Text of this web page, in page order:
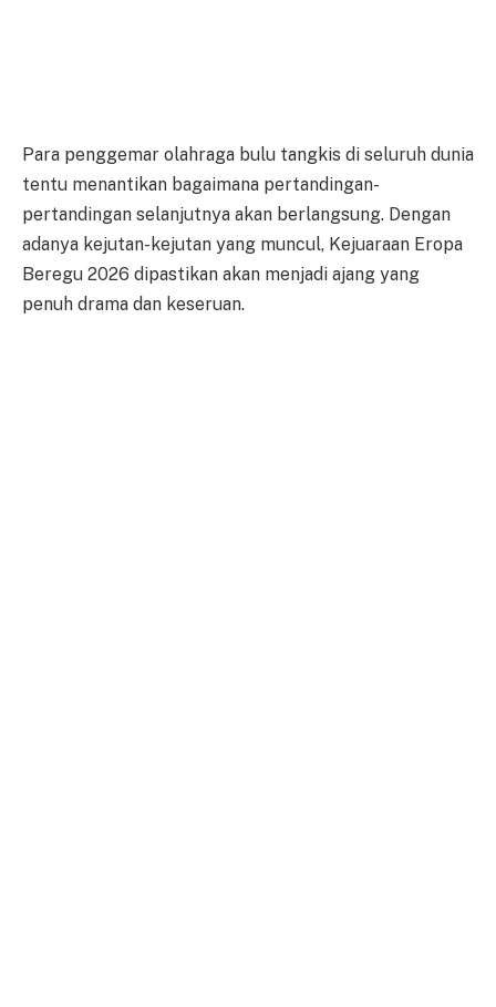
Para penggemar olahraga bulu tangkis di seluruh dunia
tentu menantikan bagaimana pertandingan-
pertandingan selanjutnya akan berlangsung. Dengan
adanya kejutan-kejutan yang muncul, Kejuaraan Eropa
Beregu 2026 dipastikan akan menjadi ajang yang
penuh drama dan keseruan.